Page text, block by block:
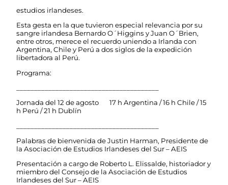
estudios irlandeses.
Esta gesta en la que tuvieron especial relevancia por su
sangre irlandesa Bernardo O´Higgins y Juan O´Brien,
entre otros, merece el recuerdo uniendo a Irlanda con
Argentina, Chile y Perú a dos siglos de la expedición
libertadora al Perú.
Programa:
Jornada del 12 de agosto 17 h Argentina / 16 h Chile / 15
h Perú / 21 h Dublín
Palabras de bienvenida de Justin Harman, Presidente de
la Asociación de Estudios Irlandeses del Sur – AEIS
Presentación a cargo de Roberto L. Elissalde, historiador y
miembro del Consejo de la Asociación de Estudios
Irlandeses del Sur – AEIS